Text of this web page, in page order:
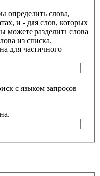
определить слова,
и - для слов, которых
можете разделить слова
из списка.
для частичного
с языком запросов